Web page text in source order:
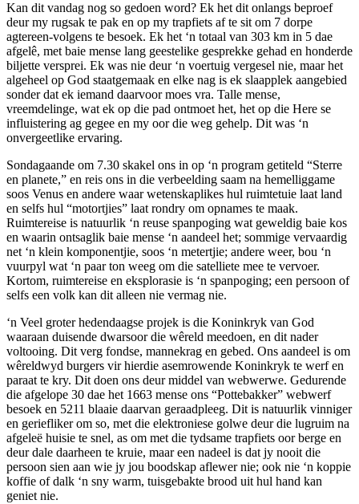
Kan dit vandag nog so gedoen word? Ek het dit onlangs beproef
deur my rugsak te pak en op my trapfiets af te sit om 7 dorpe
agtereen-volgens te besoek. Ek het ‘n totaal van 303 km in 5 dae
afgelê, met baie mense lang geestelike gesprekke gehad en honderde
biljette versprei. Ek was nie deur ‘n voertuig vergesel nie, maar het
algeheel op God staatgemaak en elke nag is ek slaapplek aangebied
sonder dat ek iemand daarvoor moes vra. Talle mense,
vreemdelinge, wat ek op die pad ontmoet het, het op die Here se
influistering ag gegee en my oor die weg gehelp. Dit was ‘n
onvergeetlike ervaring.
Sondagaande om 7.30 skakel ons in op ‘n program getiteld “Sterre
en planete,” en reis ons in die verbeelding saam na hemelliggame
soos Venus en andere waar wetenskaplikes hul ruimtetuie laat land
en selfs hul “motortjies” laat rondry om opnames te maak.
Ruimtereise is natuurlik ‘n reuse spanpoging wat geweldig baie kos
en waarin ontsaglik baie mense ‘n aandeel het; sommige vervaardig
net ‘n klein komponentjie, soos ‘n metertjie; andere weer, bou ‘n
vuurpyl wat ‘n paar ton weeg om die satelliete mee te vervoer.
Kortom, ruimtereise en eksplorasie is ‘n spanpoging; een persoon of
selfs een volk kan dit alleen nie vermag nie.
‘n Veel groter hedendaagse projek is die Koninkryk van God
waaraan duisende dwarsoor die wêreld meedoen, en dit nader
voltooing. Dit verg fondse, mannekrag en gebed. Ons aandeel is om
wêreldwyd burgers vir hierdie asemrowende Koninkryk te werf en
paraat te kry. Dit doen ons deur middel van webwerwe. Gedurende
die afgelope 30 dae het 1663 mense ons “Pottebakker” webwerf
besoek en 5211 blaaie daarvan geraadpleeg. Dit is natuurlik vinniger
en geriefliker om so, met die elektroniese golwe deur die lugruim na
afgeleë huisie te snel, as om met die tydsame trapfiets oor berge en
deur dale daarheen te kruie, maar een nadeel is dat jy nooit die
persoon sien aan wie jy jou boodskap aflewer nie; ook nie ‘n koppie
koffie of dalk ‘n sny warm, tuisgebakte brood uit hul hand kan
geniet nie.